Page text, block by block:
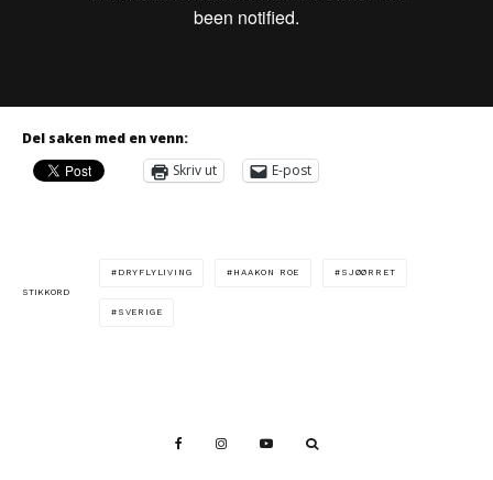
Del saken med en venn:
Skriv ut
E-post
STIKKORD
DRYFLYLIVING HAAKON ROE SJØØRRET
SVERIGE